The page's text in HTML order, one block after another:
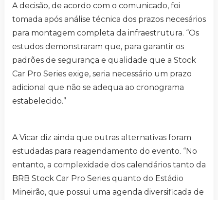
A decisão, de acordo com o comunicado, foi
tomada após análise técnica dos prazos necesários
para montagem completa da infraestrutura. “Os
estudos demonstraram que, para garantir os
padrões de segurança e qualidade que a Stock
Car Pro Series exige, seria necessário um prazo
adicional que não se adequa ao cronograma
estabelecido.”
A Vicar diz ainda que outras alternativas foram
estudadas para reagendamento do evento. “No
entanto, a complexidade dos calendários tanto da
BRB Stock Car Pro Series quanto do Estádio
Mineirão, que possui uma agenda diversificada de